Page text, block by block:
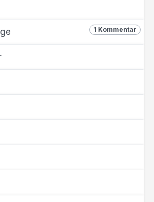
1 Kommentar